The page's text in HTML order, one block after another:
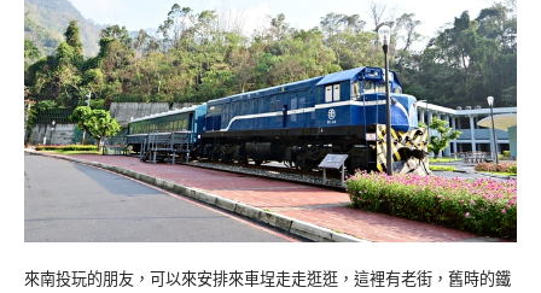
來南投玩的朋友，可以來安排來車埕走走逛逛，這裡有老街，舊時的鐵